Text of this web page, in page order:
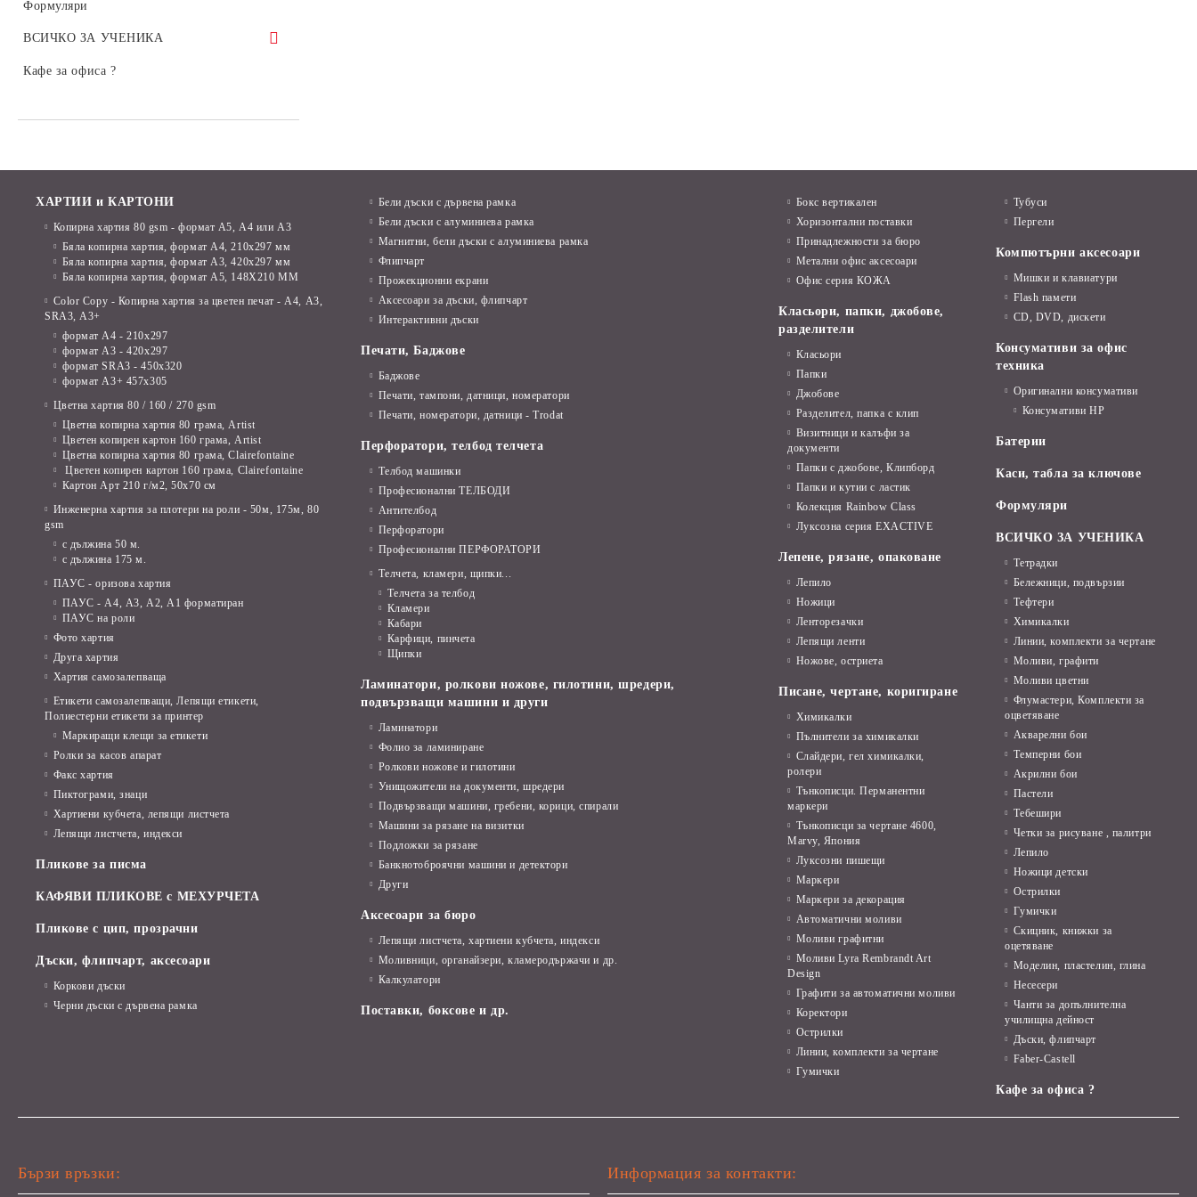
Тънкописци за чертане 4600, Marvy,
Маркери за декорация
Графити за автоматични моливи
Коректори
Острилки
Линии, комплекти за чертане
Гумички
Тубуси
Пергели
Лазерни консумативи HP
Формуляри
ВСИЧКО ЗА УЧЕНИКА
Тетрадки
Линии, комплекти за чертане
Моливи, графити
Моливи цветни
Флумастери, Комплекти за
оцветяване
Акварелни бои
Темперни бои
Акрилни бои
Пастели
Тебешири
Четки за рисуване , палитри
Ножици детски
Острилки
Гумички
Скицник, книжки за оцетяване
Моделин, пластелин, глина
Несесери
Чанти за допълнителна училищна
дейност
Дъски, флипчарт
Faber-Castell
Кафе за офиса ?
ХАРТИИ и КАРТОНИ
Копирна хартия 80 gsm - формат А5, А4 или А3
Бяла копирна хартия, формат А4, 210x297 мм
Бяла копирна хартия, формат А3, 420x297 мм
Бяла копирна хартия, формат А5, 148X210 ММ
Color Copy - Копирна хартия за цветен печат - А4, А3,
SRA3, А3+
формат А4 - 210x297
формат А3 - 420x297
формат SRA3 - 450x320
формат А3+ 457x305
Цветна хартия 80 / 160 / 270 gsm
Цветна копирна хартия 80 грама, Artist
Цветен копирен картон 160 грама, Artist
Цветна копирна хартия 80 грама, Clairefontaine
Цветен копирен картон 160 грама, Clairefontaine
Картон Арт 210 г/м2, 50х70 см
Инженерна хартия за плотери на роли - 50м, 175м, 80
gsm
с дължина 50 м.
с дължина 175 м.
ПАУС - оризова хартия
ПАУС - А4, А3, А2, А1 форматиран
ПАУС на роли
Фото хартия
Друга хартия
Хартия самозалепваща
Етикети самозалепващи, Лепящи етикети,
Полиестерни етикети за принтер
Маркиращи клещи за етикети
Ролки за касов апарат
Факс хартия
Пиктограми, знаци
Хартиени кубчета, лепящи листчета
Лепящи листчета, индекси
Пликове за писма
КАФЯВИ ПЛИКОВЕ с МЕХУРЧЕТА
Пликове с цип, прозрачни
Дъски, флипчарт, аксесоари
Коркови дъски
Черни дъски с дървена рамка
Бели дъски с дървена рамка
Бели дъски с алуминиева рамка
Магнитни, бели дъски с алуминиева рамка
Флипчарт
Прожекционни екрани
Аксесоари за дъски, флипчарт
Интерактивни дъски
Печати, Баджове
Баджове
Печати, тампони, датници, номератори
Печати, номератори, датници - Trodat
Перфоратори, телбод телчета
Телбод машинки
Професионални ТЕЛБОДИ
Антителбод
Перфоратори
Професионални ПЕРФОРАТОРИ
Телчета, кламери, щипки...
Телчета за телбод
Кламери
Кабари
Карфици, пинчета
Щипки
Ламинатори, ролкови ножове, гилотини, шредери,
подвързващи машини и други
Ламинатори
Фолио за ламиниране
Ролкови ножове и гилотини
Унищожители на документи, шредери
Подвързващи машини, гребени, корици, спирали
Машини за рязане на визитки
Подложки за рязане
Банкнотоброячни машини и детектори
Други
Аксесоари за бюро
Лепящи листчета, хартиени кубчета, индекси
Моливници, органайзери, кламеродържачи и др.
Калкулатори
Поставки, боксове и др.
Бокс вертикален
Хоризонтални поставки
Принадлежности за бюро
Метални офис аксесоари
Офис серия КОЖА
Класьори, папки, джобове,
разделители
Класьори
Папки
Джобове
Разделител, папка с клип
Визитници и калъфи за
документи
Папки с джобове, Клипборд
Папки и кутии с ластик
Колекция Rainbow Class
Луксозна серия EXACTIVE
Лепене, рязане, опаковане
Лепило
Ножици
Ленторезачки
Лепящи ленти
Ножове, остриета
Писане, чертане, коригиране
Химикалки
Пълнители за химикалки
Слайдери, гел химикалки,
ролери
Тънкописци. Перманентни
маркери
Тънкописци за чертане 4600,
Marvy, Япония
Луксозни пишещи
Маркери
Маркери за декорация
Автоматични моливи
Моливи графитни
Моливи Lyra Rembrandt Art
Design
Графити за автоматични моливи
Коректори
Острилки
Линии, комплекти за чертане
Гумички
Тубуси
Пергели
Компютърни аксесоари
Мишки и клавиатури
Flash памети
CD, DVD, дискети
Консумативи за офис
техника
Оригинални консумативи
Консумативи HP
Батерии
Каси, табла за ключове
Формуляри
ВСИЧКО ЗА УЧЕНИКА
Тетрадки
Бележници, подвързии
Тефтери
Химикалки
Линии, комплекти за чертане
Моливи, графити
Моливи цветни
Флумастери, Комплекти за
оцветяване
Акварелни бои
Темперни бои
Акрилни бои
Пастели
Тебешири
Четки за рисуване , палитри
Лепило
Ножици детски
Острилки
Гумички
Скицник, книжки за
оцетяване
Моделин, пластелин, глина
Несесери
Чанти за допълнителна
училищна дейност
Дъски, флипчарт
Faber-Castell
Кафе за офиса ?
Бързи връзки: Информация за контакти: